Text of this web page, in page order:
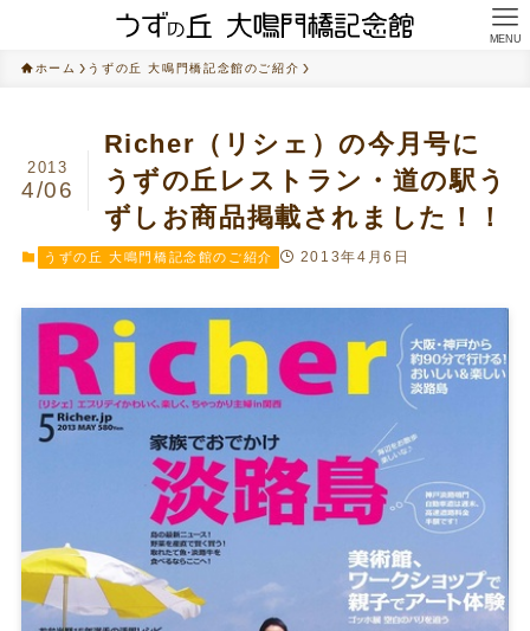
MENU
ホーム うずの丘 大鳴門橋記念館のご紹介
Richer（リシェ）の今月号に
うずの丘レストラン・道の駅う
ずしお商品掲載されました！！
2013
4/06
うずの丘 大鳴門橋記念館のご紹介 2013年4月6日